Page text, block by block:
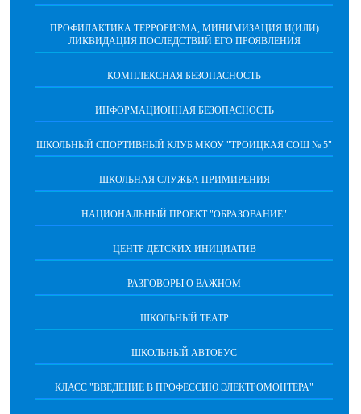
ПРОФИЛАКТИКА ТЕРРОРИЗМА, МИНИМИЗАЦИЯ И(ИЛИ)
ЛИКВИДАЦИЯ ПОСЛЕДСТВИЙ ЕГО ПРОЯВЛЕНИЯ
КОМПЛЕКСНАЯ БЕЗОПАСНОСТЬ
ИНФОРМАЦИОННАЯ БЕЗОПАСНОСТЬ
ШКОЛЬНЫЙ СПОРТИВНЫЙ КЛУБ МКОУ "ТРОИЦКАЯ СОШ № 5"
ШКОЛЬНАЯ СЛУЖБА ПРИМИРЕНИЯ
НАЦИОНАЛЬНЫЙ ПРОЕКТ "ОБРАЗОВАНИЕ"
ЦЕНТР ДЕТСКИХ ИНИЦИАТИВ
РАЗГОВОРЫ О ВАЖНОМ
ШКОЛЬНЫЙ ТЕАТР
ШКОЛЬНЫЙ АВТОБУС
КЛАСС "ВВЕДЕНИЕ В ПРОФЕССИЮ ЭЛЕКТРОМОНТЕРА"